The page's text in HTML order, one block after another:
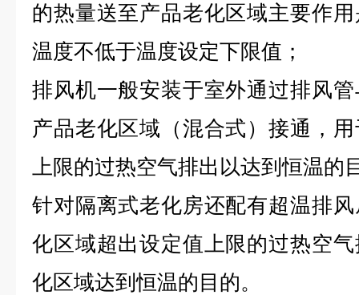
的热量送至产品老化区域主要作
温度不低于温度设定下限值；
排风机一般安装于室外通过排风
产品老化区域（混合式）接通，
上限的过热空气排出以达到恒温的
针对隔离式老化房还配有超温排
化区域超出设定值上限的过热空
化区域达到恒温的目的。